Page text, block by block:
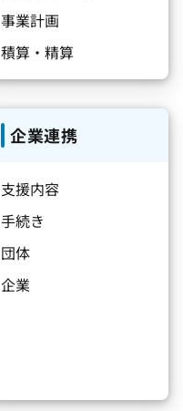
事業計画
積算・精算
企業連携
支援内容
手続き
団体
企業